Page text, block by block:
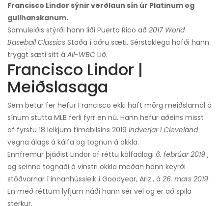
Francisco Lindor sýnir verðlaun sín úr Platinum og
gullhanskanum.
Sömuleiðis stýrði hann liði Puerto Rico að 2017 World
Baseball Classics Staða í öðru sæti. Sérstaklega hafði hann
tryggt sæti sitt á All-WBC Lið.
Francisco Lindor |
Meiðslasaga
Sem betur fer hefur Francisco ekki haft mörg meiðslamál á
sínum stutta MLB ferli fyrr en nú. Hann hefur aðeins misst
af fyrstu 18 leikjum tímabilsins 2019 Indverjar í Cleveland
vegna álags á kálfa og tognun á ökkla.
Ennfremur þjáðist Lindor af réttu kálfaálagi 6. febrúar 2019 ,
og seinna tognaði á vinstri ökkla meðan hann keyrði
stöðvarnar í innanhússleik í Goodyear, Ariz., á 26. mars 2019 .
En með réttum lyfjum náði hann sér vel og er að spila
sterkur.